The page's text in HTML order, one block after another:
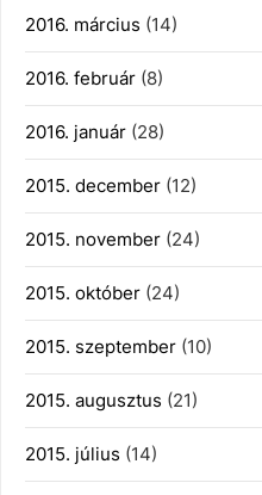
2016. március (14)
2016. február (8)
2016. január (28)
2015. december (12)
2015. november (24)
2015. október (24)
2015. szeptember (10)
2015. augusztus (21)
2015. július (14)